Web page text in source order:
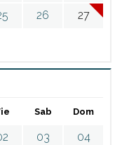
26
27
Sab Dom
03
04